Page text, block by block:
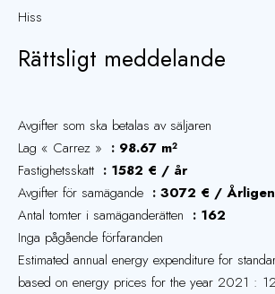
Hiss
Rättsligt meddelande
Avgifter som ska betalas av säljaren
Lag « Carrez »
98.67 m²
Fastighetsskatt
1582 € / år
Avgifter för samägande
3072 € / Årligen
Antal tomter i samäganderätten
162
Inga pågående förfaranden
Estimated annual energy expenditure for
based on energy prices for the year 2021 :